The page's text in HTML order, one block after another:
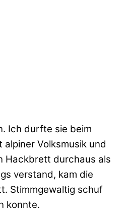
Ich durfte sie beim
Volksmusik und
Hackbrett durchaus als
verstand, kam die
Stimmgewaltig schuf
konnte.